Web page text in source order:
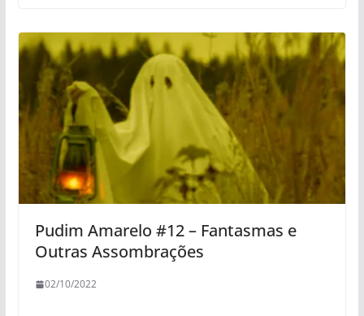
Pudim Amarelo #12 – Fantasmas e
Outras Assombrações
02/10/2022